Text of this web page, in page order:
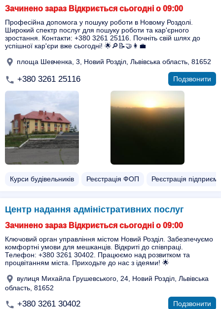
Зачинено зараз Відкриється сьогодні о 09:00
Професійна допомога у пошуку роботи в Новому Роздолі.
Широкий спектр послуг для пошуку роботи та кар'єрного
зростання. Контакти: +380 3261 25116. Почніть свій шлях до
успішної кар'єри вже сьогодні! 🌟🔎📝🤝👩‍💼
площа Шевченка, 3, Новий Розділ, Львівська область, 81652
+380 3261 25116 Подзвонити
Курси будівельників Реєстрація ФОП Реєстрація
Центр надання адміністративних послуг
Зачинено зараз Відкриється сьогодні о 09:00
Ключовий орган управління містом Новий Розділ. Забезпечуємо
комфортні умови для мешканців. Відкриті до співпраці.
Телефон: +380 3261 30402. Працюємо над розвитком та
процвітанням міста. Приходьте до нас з ідеями! 🌟
вулиця Михайла Грушевського, 24, Новий Розділ, Львівська
область, 81652
+380 3261 30402 Подзвонити